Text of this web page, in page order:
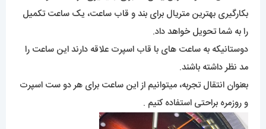
بکارگیری بهترین متریال برای بند و قاب ساعت، یک ساعت تکمیل
را به شما تحویل خواهد داد.
دوستانیکه به ساعت های با قاب اسپرت علاقه دارند این ساعت را
مد نظر داشته باشند.
بعنوان انتقال تجربه، میتوانیم از این ساعت برای هر دو ست اسپرت
و روزمره براحتی استفاده کنیم .